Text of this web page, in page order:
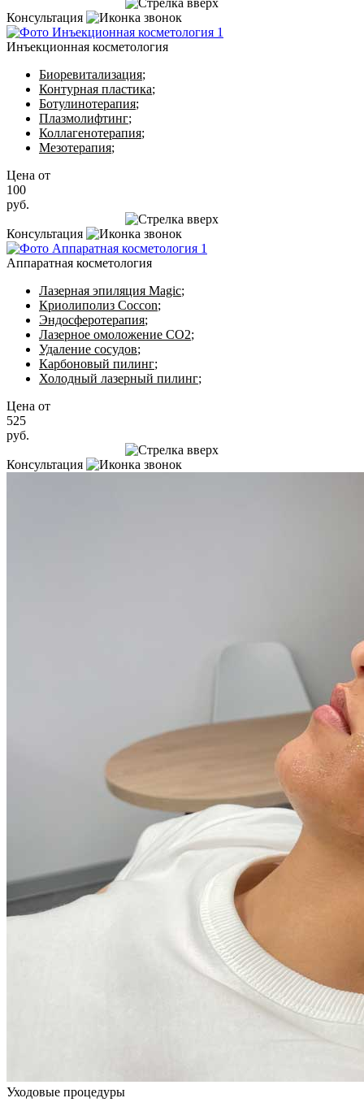
Консультация
Инъекционная косметология
Биоревитализация;
Контурная пластика;
Ботулинотерапия;
Плазмолифтинг;
Коллагенотерапия;
Мезотерапия;
Цена от
100
руб.
Консультация
Аппаратная косметология
Лазерная эпиляция Magic;
Криолиполиз Coccon;
Эндосферотерапия;
Лазерное омоложение CO2;
Удаление сосудов;
Карбоновый пилинг;
Холодный лазерный пилинг;
Цена от
525
руб.
Консультация
Уходовые процедуры